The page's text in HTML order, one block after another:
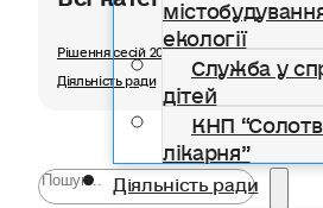
екології
Служба у
дітей
КНП
лікарня”
Діяльність ради
Рішення сесій 2025
Діяльність ради